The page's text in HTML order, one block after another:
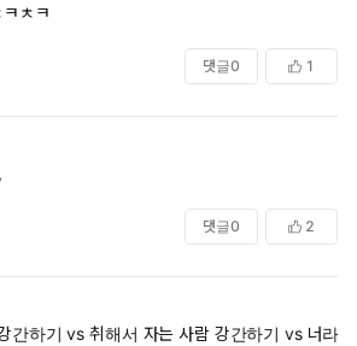
ㅊㅋ
댓글0 1
댓글0 2
간하기 vs 취해서 자는 사람 강간하기 vs 너라